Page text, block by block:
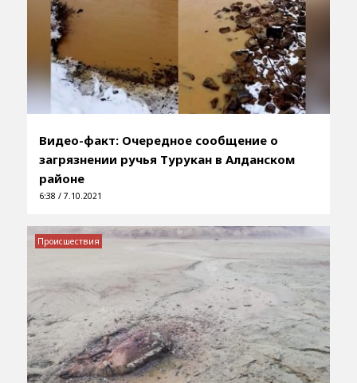
Видео-факт: Очередное сообщение о
загрязнении ручья Турукан в Алданском
районе
6:38 / 7.10.2021
Происшествия